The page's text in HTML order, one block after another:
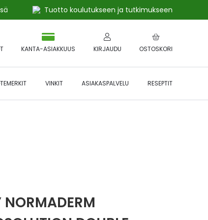
Tuotto koulutukseen ja tutkimukseen
OSTOSKORI
KANTA-ASIAKKUUS KIRJAUDU
VINKIT ASIAKASPALVELU RESEPTIT